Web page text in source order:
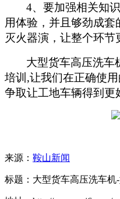
4、要加强相关知
用体验，并且够劲成
灭火器演，让整个环节
大型货车高压洗车
培训 ,让我们在正确使
争取让工地车辆得到更
来源： 鞍山新闻
标题：大型货车高压洗车机